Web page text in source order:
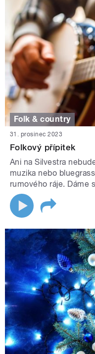
Folk & country
31. prosinec 2023
Folkový přípitek
Ani na Silvestra
muzika nebo
rumového ráje. Dáme